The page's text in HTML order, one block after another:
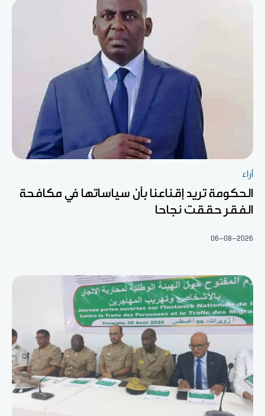
آراء
الحكومة تريد إقناعنا بأن سياساتها في مكافحة
الفقر حققت نجاحا
06-08-2026